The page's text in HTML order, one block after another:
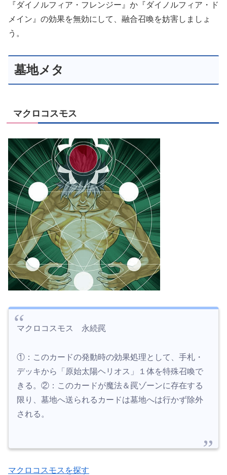
『ダイノルフィア・フレンジー』か『ダイノルフィア・ド
メイン』の効果を無効にして、融合召喚を妨害しましょ
う。
墓地メタ
マクロコスモス
マクロコスモス 永続罠
①：このカードの発動時の効果処理として、手札・
デッキから「原始太陽ヘリオス」１体を特殊召喚で
きる。②：このカードが魔法＆罠ゾーンに存在する
限り、墓地へ送られるカードは墓地へは行かず除外
される。
マクロコスモスを探す